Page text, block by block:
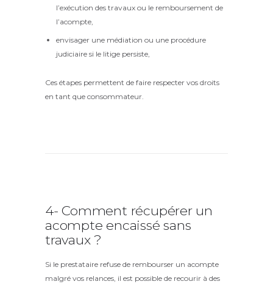
l’exécution des travaux ou le remboursement de
l’acompte,
envisager une médiation ou une procédure
judiciaire si le litige persiste,
Ces étapes permettent de faire respecter vos droits
en tant que consommateur.
4- Comment récupérer un
acompte encaissé sans
travaux ?
Si le prestataire refuse de rembourser un acompte
malgré vos relances, il est possible de recourir à des